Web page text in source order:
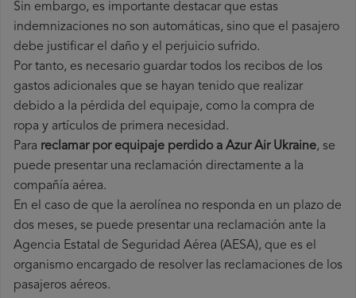
Sin embargo, es importante destacar que estas
indemnizaciones no son automáticas, sino que el pasajero
debe justificar el daño y el perjuicio sufrido.
Por tanto, es necesario guardar todos los recibos de los
gastos adicionales que se hayan tenido que realizar
debido a la pérdida del equipaje, como la compra de
ropa y artículos de primera necesidad.
Para reclamar por equipaje perdido a Azur Air Ukraine, se
puede presentar una reclamación directamente a la
compañía aérea.
En el caso de que la aerolínea no responda en un plazo de
dos meses, se puede presentar una reclamación ante la
Agencia Estatal de Seguridad Aérea (AESA), que es el
organismo encargado de resolver las reclamaciones de los
pasajeros aéreos.